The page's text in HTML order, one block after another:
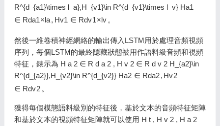
R^{d_{a1}\times l_a},H_{v1}\in R^{d_{v1}\times l_v} Ha1
∈ Rda1×la, Hv1 ∈ Rdv1×lv 。
然後一維卷積神經網絡的輸出傳入LSTM用於處理音頻視頻
序列，每個LSTM的最終隱藏狀態被用作語料級音頻和視頻
特征，錶示為 H a 2 ∈ R d a 2 , H v 2 ∈ R d v 2 H_{a2}\in
R^{d_{a2}},H_{v2}\in R^{d_{v2}} Ha2 ∈ Rda2, Hv2
∈ Rdv2 。
獲得每個模態語料級別的特征後，基於文本的音頻特征矩陣
和基於文本的視頻特征矩陣就可以使用 H t , H v 2 , H a 2